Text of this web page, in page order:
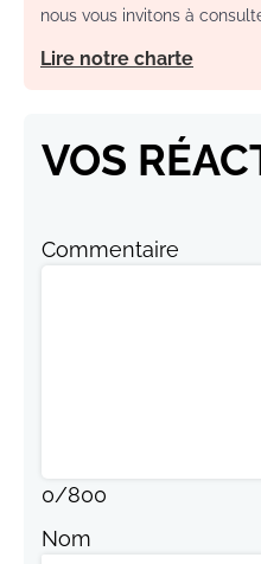
nous vous invitons à
Lire notre charte
VOS
Commentaire
0/800
Nom